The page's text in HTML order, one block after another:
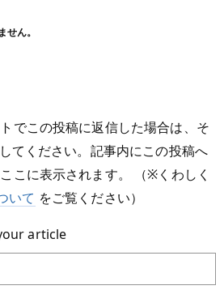
ん。
でこの投稿に返信した場合は、そ
てください。記事内にこの投稿へ
こに表示されます。 （※くわしく
いて をご覧ください）
article